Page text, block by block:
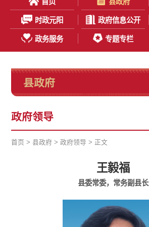
时政元阳 政府信息公开
政务服务 专题专栏
县政府
政府领导
首页 >县政府 >政府领导 > 正文
王毅福
县委常委，常务副县长